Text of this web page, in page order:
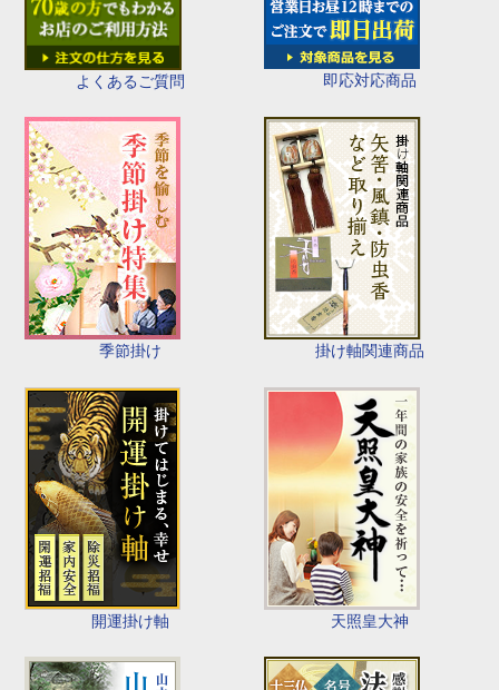
よくあるご質問 即応対応商品
季節掛け 掛け軸関連商品
開運掛け軸 天照皇大神